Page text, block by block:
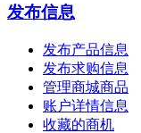
发布信息
发布产品信息
发布求购信息
管理商城商品
账户详情信息
收藏的商机